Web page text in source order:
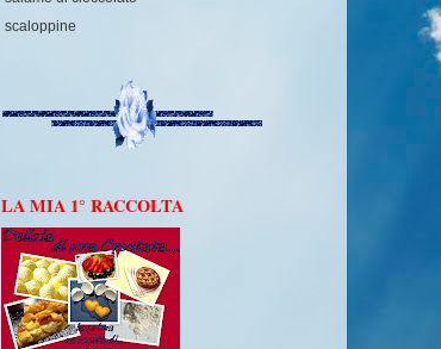
scaloppine
LA MIA 1° RACCOLTA